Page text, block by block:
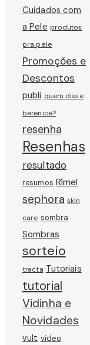
Cuidados com
a Pele produtos
pra pele
Promoções e
Descontos
publi quem disse
berenice?
resenha
Resenhas
resultado
resumos Rímel
sephora skin
care sombra
Sombras
sorteio
tracta Tutoriais
tutorial
Vidinha e
Novidades
vult vídeo